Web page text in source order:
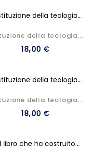
della teologia...
18,00 €
della teologia...
18,00 €